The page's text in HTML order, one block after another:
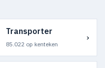
Transporter
85.022 op kenteken
›